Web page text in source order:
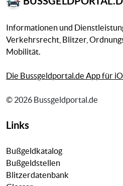
Informationen und
Verkehrsrecht, Blitzer,
Mobilität.
Die Bussgeldportal.de App für
© 2026 Bussgeldportal.de
Links
Bußgeldkatalog
Bußgeldstellen
Blitzerdatenbank